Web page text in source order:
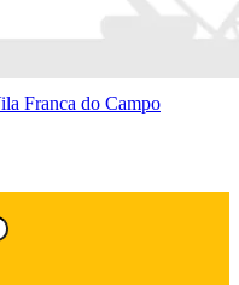
Franca do Campo